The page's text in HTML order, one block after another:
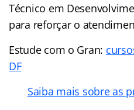
Técnico em
para reforçar o
Estude com o Gran:
DF
Saiba mais sobre as